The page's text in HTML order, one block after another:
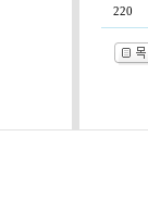
220